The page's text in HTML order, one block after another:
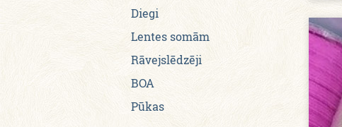
Diegi
Lentes somām
Rāvejslēdzēji
BOA
Pūkas